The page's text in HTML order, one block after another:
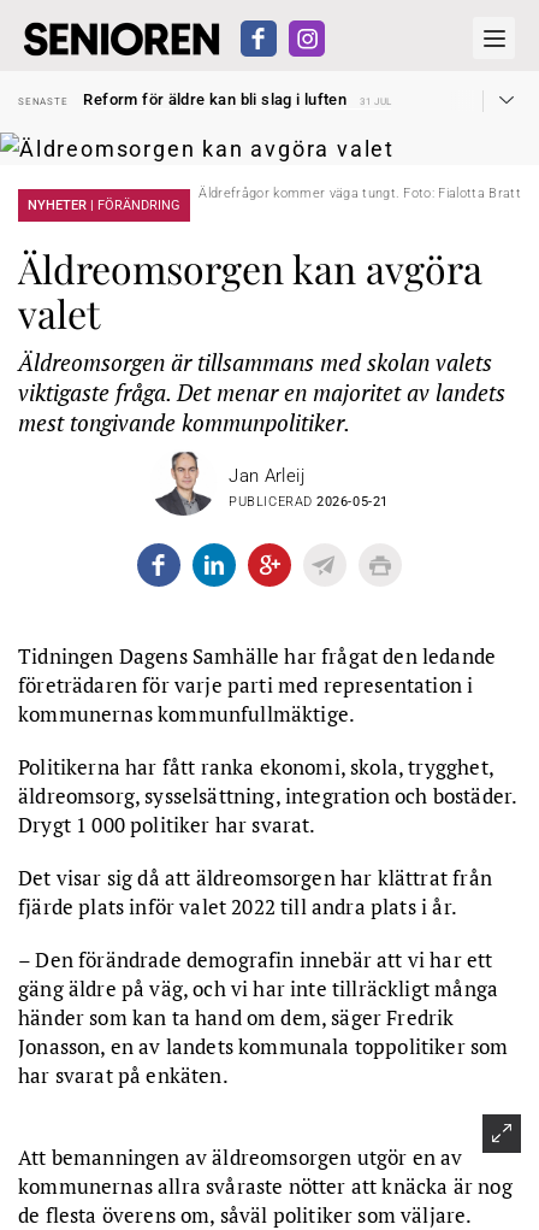
SENASTE
Reform för äldre kan bli slag i luften
31 JUL
SENASTE
Dom öppnar för rätt till garantipension
30 JUL
Snart kan telefonförsäljning förbjudas i Sverige
Hyror rusar ifrån äldres bostadstillägg
SENASTE
Liten höjning av garantipensionen
SENASTE
Sven Hagströmer sommarpratar
Äldrefrågor kommer väga tungt. Foto: Fialotta Bratt
NYHETER | FÖRÄNDRING
Äldreomsorgen kan avgöra
valet
Äldreomsorgen är tillsammans med skolan valets
viktigaste fråga. Det menar en majoritet av landets
mest tongivande kommunpolitiker.
Jan Arleij
PUBLICERAD2026-05-21
Tidningen Dagens Samhälle har frågat den ledande
företrädaren för varje parti med representation i
kommunernas kommunfullmäktige.
Politikerna har fått ranka ekonomi, skola, trygghet,
äldreomsorg, sysselsättning, integration och bostäder.
Drygt 1 000 politiker har svarat.
Det visar sig då att äldreomsorgen har klättrat från
fjärde plats inför valet 2022 till andra plats i år.
– Den förändrade demografin innebär att vi har ett
gäng äldre på väg, och vi har inte tillräckligt många
händer som kan ta hand om dem, säger Fredrik
Jonasson, en av landets kommunala toppolitiker som
har svarat på enkäten.
Att bemanningen av äldreomsorgen utgör en av
kommunernas allra svåraste nötter att knäcka är nog
de flesta överens om, såväl politiker som väljare.